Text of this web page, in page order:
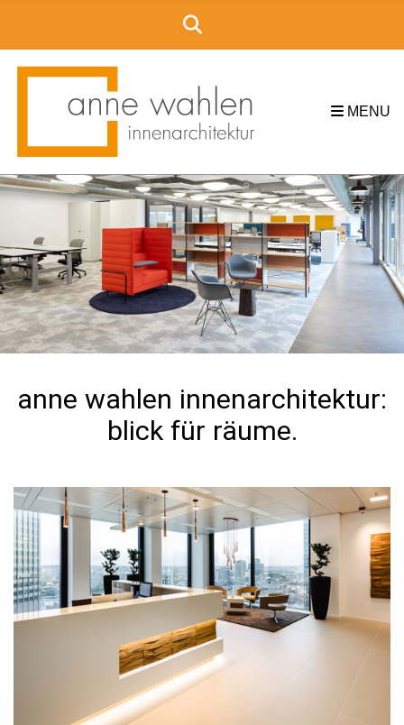
MENU
anne wahlen innenarchitektur:
blick für räume.